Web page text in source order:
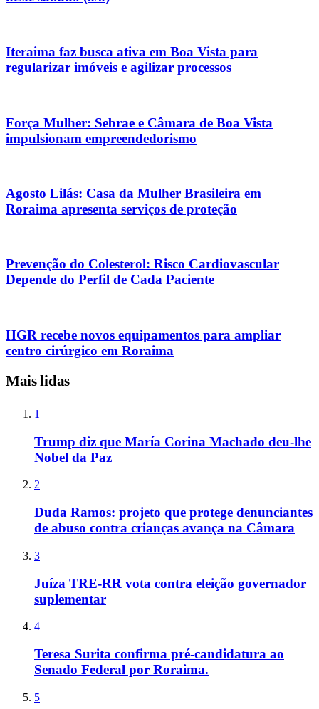
Iteraima faz busca ativa em Boa Vista para
regularizar imóveis e agilizar processos
Força Mulher: Sebrae e Câmara de Boa Vista
impulsionam empreendedorismo
Agosto Lilás: Casa da Mulher Brasileira em
Roraima apresenta serviços de proteção
Prevenção do Colesterol: Risco Cardiovascular
Depende do Perfil de Cada Paciente
HGR recebe novos equipamentos para ampliar
centro cirúrgico em Roraima
Mais lidas
1
Trump diz que María Corina Machado deu-lhe
Nobel da Paz
2
Duda Ramos: projeto que protege denunciantes
de abuso contra crianças avança na Câmara
3
Juíza TRE-RR vota contra eleição governador
suplementar
4
Teresa Surita confirma pré-candidatura ao
Senado Federal por Roraima.
5